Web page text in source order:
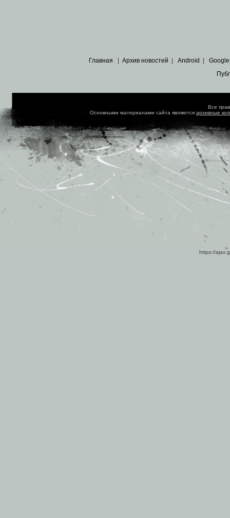
Главная Архив новостей Android Google
Все
Основными материалами сайта являются архивные
https://